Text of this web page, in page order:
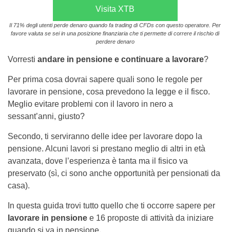
Visita XTB
Il 71% degli utenti perde denaro quando fa trading di CFDs con questo operatore. Per
favore valuta se sei in una posizione finanziaria che ti permette di correre il rischio di
perdere denaro
Vorresti andare in pensione e continuare a lavorare?
Per prima cosa dovrai sapere quali sono le regole per
lavorare in pensione, cosa prevedono la legge e il fisco.
Meglio evitare problemi con il lavoro in nero a
sessant’anni, giusto?
Secondo, ti serviranno delle idee per lavorare dopo la
pensione. Alcuni lavori si prestano meglio di altri in età
avanzata, dove l’esperienza è tanta ma il fisico va
preservato (sì, ci sono anche opportunità per pensionati da
casa).
In questa guida trovi tutto quello che ti occorre sapere per
lavorare in pensione e 16 proposte di attività da iniziare
quando si va in pensione.